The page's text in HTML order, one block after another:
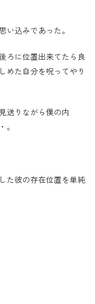
い込みであった。
ろに位置出来てたら良
めた自分を呪ってやり
送りながら僕の内
。
た彼の存在位置を単純